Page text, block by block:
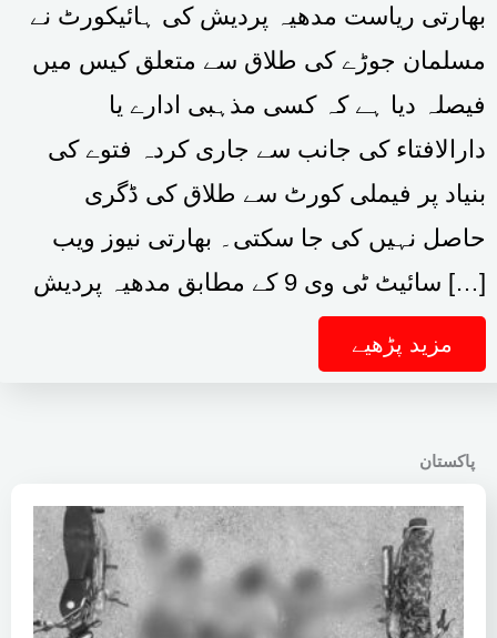
بھارتی ریاست مدھیہ پردیش کی ہائیکورٹ نے
مسلمان جوڑے کی طلاق سے متعلق کیس میں
فیصلہ دیا ہے کہ کسی مذہبی ادارے یا
دارالافتاء کی جانب سے جاری کردہ فتوے کی
بنیاد پر فیملی کورٹ سے طلاق کی ڈگری
حاصل نہیں کی جا سکتی۔ بھارتی نیوز ویب
سائیٹ ٹی وی 9 کے مطابق مدھیہ پردیش […]
مزید پڑھیے
پاکستان